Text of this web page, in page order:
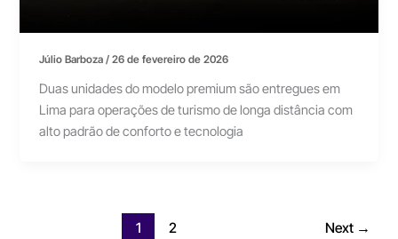
Júlio Barboza/26 de fevereiro de 2026
Duas unidades do modelo premium são entregues em
Lima para operações de turismo de longa distância com
alto padrão de conforto e tecnologia
1 2 Next →